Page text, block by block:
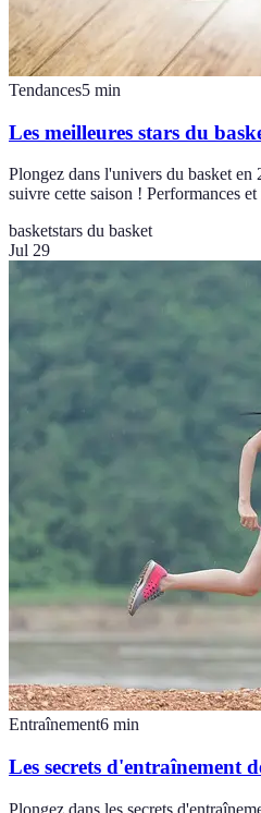
Tendances5 min
Les meilleures stars du
Plongez dans l'univers du basket en
suivre cette saison ! Performances
basketstars du basket
Jul 29
Entraînement6 min
Les secrets d'entraînement
Plongez dans les secrets